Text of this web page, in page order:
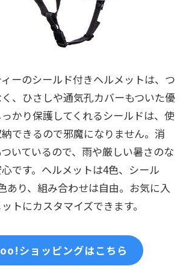
ーのシールド付きヘルメットは、つ
、ひさしや通気孔カバーもついた優
かり保護してくれるシールドは、使
できるので邪魔になりません。消
いているので、雨や厳しい暑さのな
です。ヘルメットは4色、シール
あり、組み合わせは自由。お気に入
トにカスタマイズできます。
ショッピングはこちら